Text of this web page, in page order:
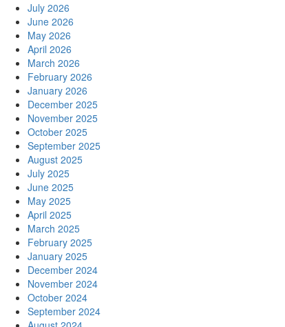
July 2026
June 2026
May 2026
April 2026
March 2026
February 2026
January 2026
December 2025
November 2025
October 2025
September 2025
August 2025
July 2025
June 2025
May 2025
April 2025
March 2025
February 2025
January 2025
December 2024
November 2024
October 2024
September 2024